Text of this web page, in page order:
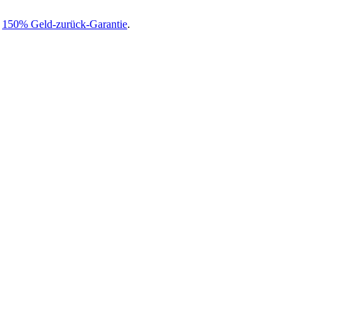
150% Geld-zurück-Garantie.